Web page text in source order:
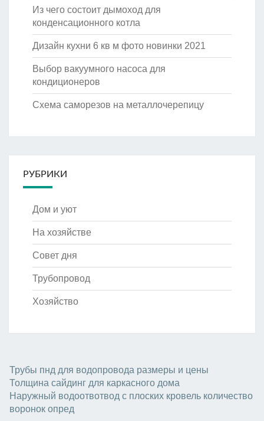
Из чего состоит дымоход для
конденсационного котла
Дизайн кухни 6 кв м фото новинки 2021
Выбор вакуумного насоса для
кондиционеров
Схема саморезов на металлочерепицу
РУБРИКИ
Дом и уют
На хозяйстве
Совет дня
Трубопровод
Хозяйство
Трубы пнд для водопровода размеры и цены
Толщина сайдинг для каркасного дома
Наружный водоотвотвод с плоских кровель количество
воронок опред